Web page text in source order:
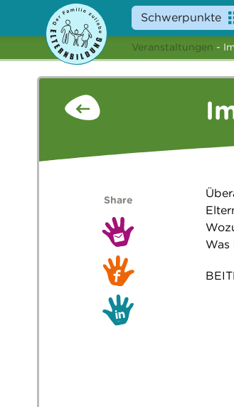
Schwerpunkte
Veranstaltungen -
Share